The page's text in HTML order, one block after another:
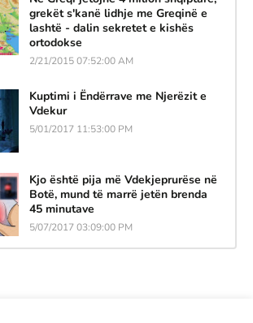
grekët s'kanë lidhje me Greqinë e
lashtë - dalin sekretet e kishës
ortodokse
2/21/2015 07:52:00 AM
Kuptimi i Ëndërrave me Njerëzit e
Vdekur
5/01/2017 11:53:00 PM
Kjo është pija më Vdekjeprurëse në
Botë, mund të marrë jetën brenda
45 minutave
5/07/2017 03:09:00 PM